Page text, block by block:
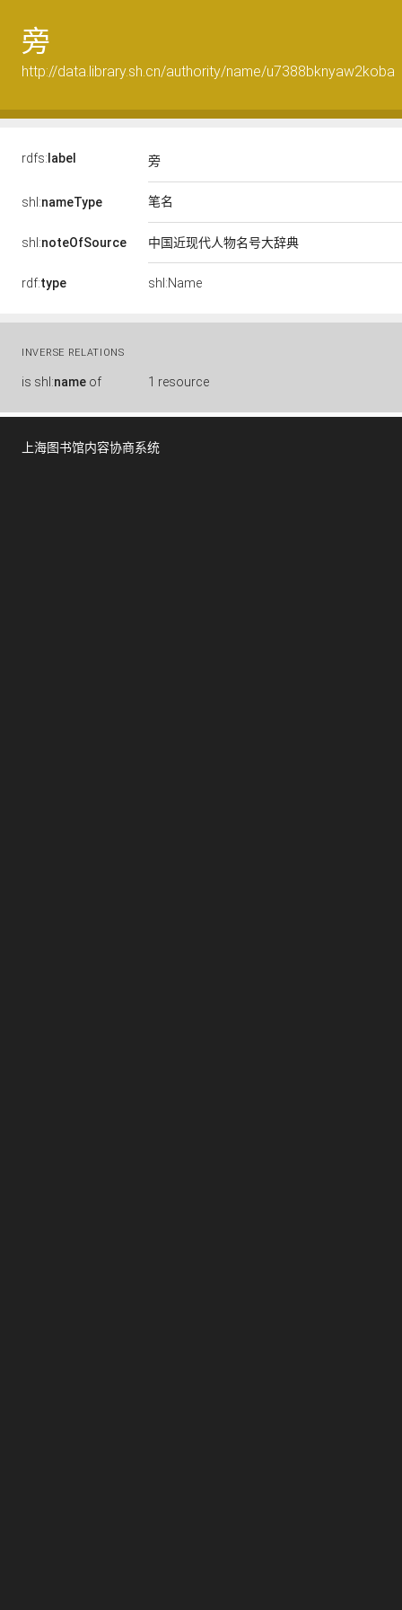
旁
http://data.library.sh.cn/authority/name/u7388bknyaw2koba
rdfs: label 旁
shl:nameType 笔名
shl:noteOfSource 中国近现代人物名号大辞典
rdf:type shl:Name
INVERSE RELATIONS
is shl:name of 1 resource
上海图书馆内容协商系统